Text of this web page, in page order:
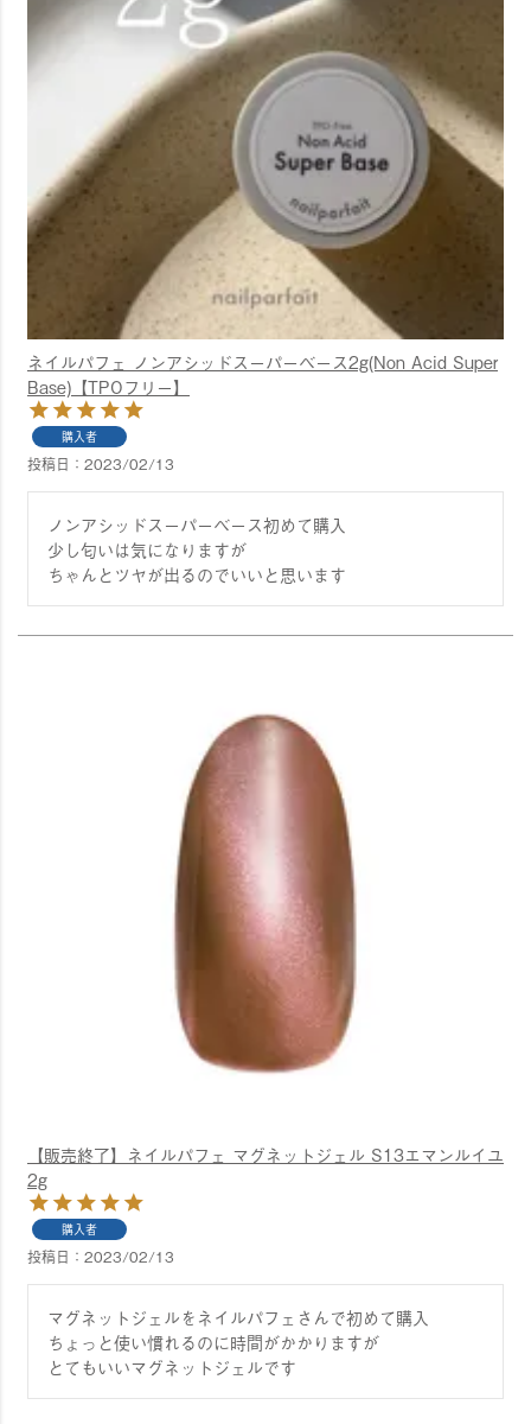
ネイルパフェ ノンアシッドスーパーベース2g(Non Acid Super
Base)【TPOフリー】
購入者
投稿日 2023/02/13
ノンアシッドスーパーベース初めて購入
少し匂いは気になりますが
ちゃんとツヤが出るのでいいと思います
【販売終了】ネイルパフェ マグネットジェル S13エマンルイユ
2g
購入者
投稿日 2023/02/13
マグネットジェルをネイルパフェさんで初めて購入
ちょっと使い慣れるのに時間がかかりますが
とてもいいマグネットジェルです